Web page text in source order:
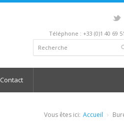
Téléphone : +33 (0)1 40 69
Contact
Vous êtes ici: Accueil